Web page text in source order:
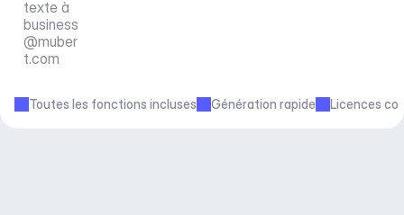
business
@muber
t.com
Toutes les fonctions incluses Génération rapide Licences